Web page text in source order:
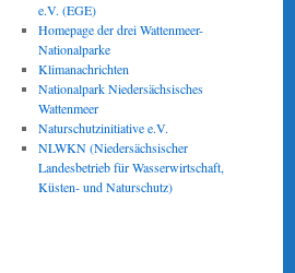
e.V. (EGE)
Homepage der drei Wattenmeer-
Nationalparke
Klimanachrichten
Nationalpark Niedersächsisches
Wattenmeer
Naturschutzinitiative e.V.
NLWKN (Niedersächsischer
Landesbetrieb für Wasserwirtschaft,
Küsten- und Naturschutz)